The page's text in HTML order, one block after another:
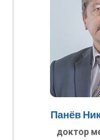
Панёв
доктор